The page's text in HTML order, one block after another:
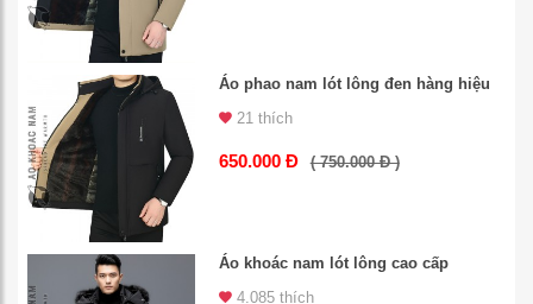
Áo phao nam lót lông đen hàng hiệu
21 thích
650.000 Đ ( 750.000 Đ )
Áo khoác nam lót lông cao cấp
4.085 thích